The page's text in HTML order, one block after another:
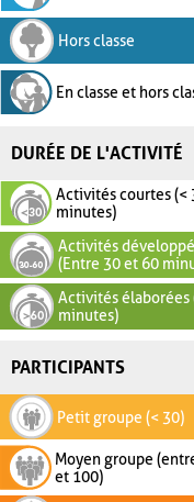
Hors classe
En classe et hors
DURÉE DE L'ACTIVITÉ
Activités courtes (<
minutes)
Activités
(Entre 30 et 60
Activités élaborées
minutes)
PARTICIPANTS
Petit groupe (< 30)
Moyen groupe
et 100)